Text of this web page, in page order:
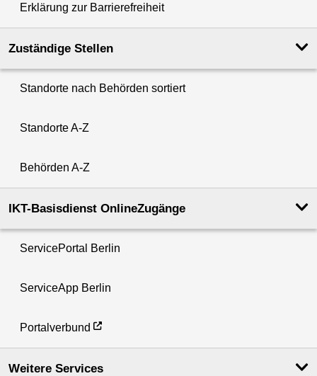
Erklärung zur Barrierefreiheit
Zuständige Stellen
Standorte nach Behörden sortiert
Standorte A-Z
Behörden A-Z
IKT-Basisdienst OnlineZugänge
ServicePortal Berlin
ServiceApp Berlin
Portalverbund
Weitere Services